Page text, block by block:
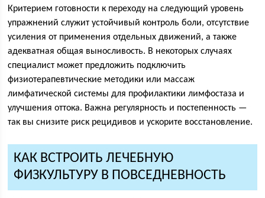
Критерием готовности к переходу на следующий уровень
упражнений служит устойчивый контроль боли, отсутствие
усиления от применения отдельных движений, а также
адекватная общая выносливость. В некоторых случаях
специалист может предложить подключить
физиотерапевтические методики или массаж
лимфатической системы для профилактики лимфостаза и
улучшения оттока. Важна регулярность и постепенность —
так вы снизите риск рецидивов и ускорите восстановление.
КАК ВСТРОИТЬ ЛЕЧЕБНУЮ
ФИЗКУЛЬТУРУ В ПОВСЕДНЕВНОСТЬ